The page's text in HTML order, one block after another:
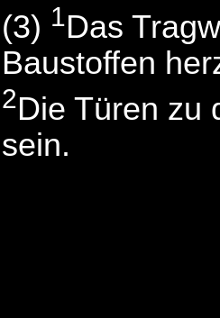
(3) 1Das
Baustoffen
2Die Türen zu
sein.